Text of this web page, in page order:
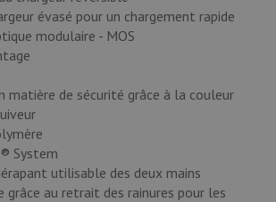
évasé pour un chargement rapide
modulaire - MOS
matière de sécurité grâce à la couleur
System
utilisable des deux mains
grâce au retrait des rainures pour les